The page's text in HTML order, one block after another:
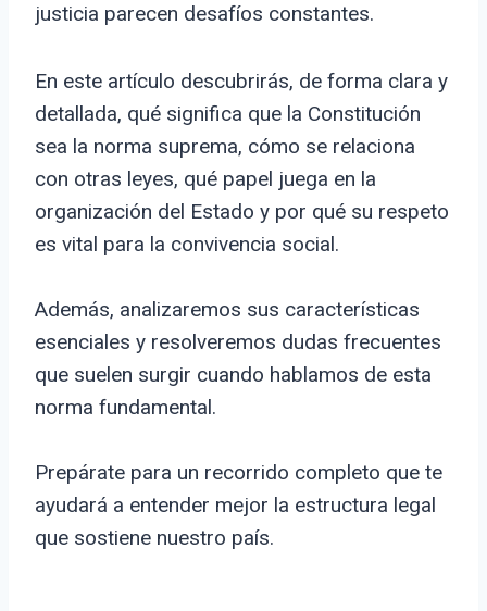
justicia parecen desafíos constantes.
En este artículo descubrirás, de forma clara y
detallada, qué significa que la Constitución
sea la norma suprema, cómo se relaciona
con otras leyes, qué papel juega en la
organización del Estado y por qué su respeto
es vital para la convivencia social.
Además, analizaremos sus características
esenciales y resolveremos dudas frecuentes
que suelen surgir cuando hablamos de esta
norma fundamental.
Prepárate para un recorrido completo que te
ayudará a entender mejor la estructura legal
que sostiene nuestro país.